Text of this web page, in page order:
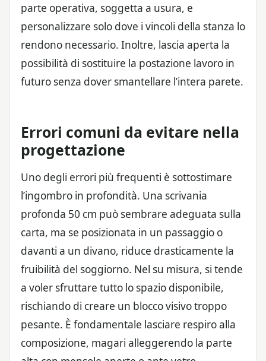
parte operativa, soggetta a usura, e
personalizzare solo dove i vincoli della stanza lo
rendono necessario. Inoltre, lascia aperta la
possibilità di sostituire la postazione lavoro in
futuro senza dover smantellare l’intera parete.
Errori comuni da evitare nella
progettazione
Uno degli errori più frequenti è sottostimare
l’ingombro in profondità. Una scrivania
profonda 50 cm può sembrare adeguata sulla
carta, ma se posizionata in un passaggio o
davanti a un divano, riduce drasticamente la
fruibilità del soggiorno. Nel su misura, si tende
a voler sfruttare tutto lo spazio disponibile,
rischiando di creare un blocco visivo troppo
pesante. È fondamentale lasciare respiro alla
composizione, magari alleggerendo la parte